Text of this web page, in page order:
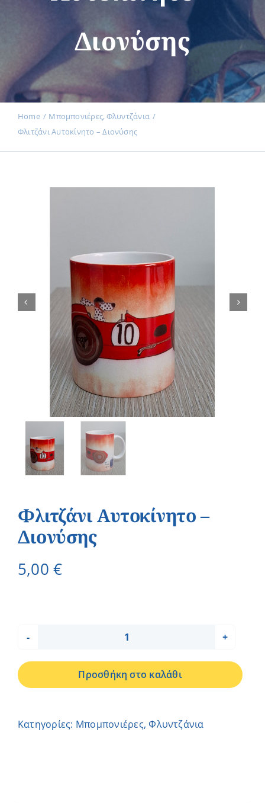
Εκδηλώσεις
Νέα
Επικοινωνία
Διονύσης
Home Μπομπονιέρες Φλυντζάνια
Φλιτζάνι Αυτοκίνητο – Διονύσης
Φλιτζάνι Αυτοκίνητο –
Διονύσης
5,00€
Αυτοκίνητο
-
ποσότητα
Προσθήκη στο καλάθι
Κατηγορίες: Μπομπονιέρες,Φλυντζάνια